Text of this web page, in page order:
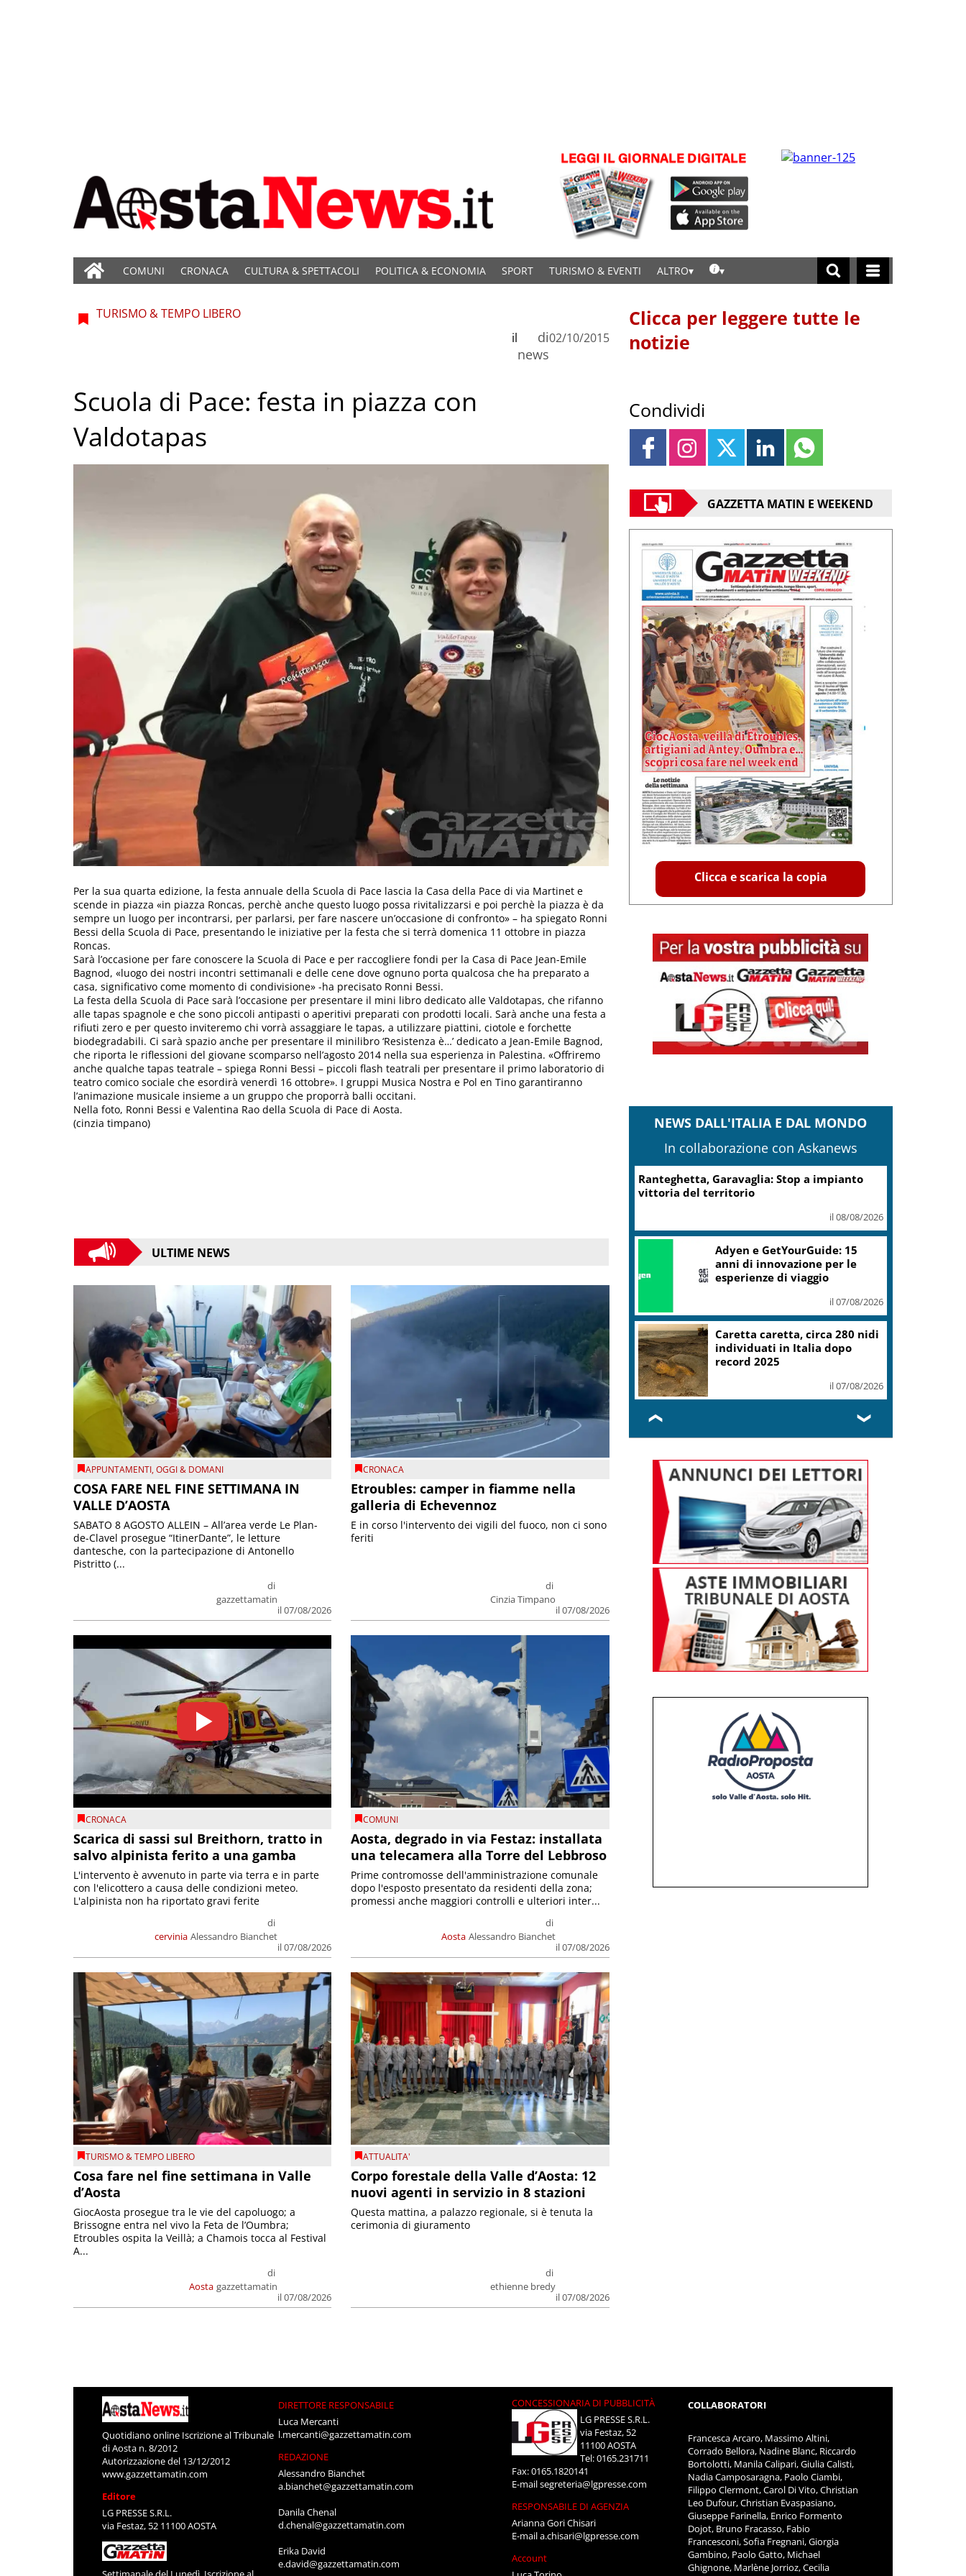
COMUNI CRONACA CULTURA & SPETTACOLI POLITICA & ECONOMIA SPORT TURISMO & EVENTI ALTRO
TURISMO & TEMPO LIBERO
di
news
il 02/10/2015
Scuola di Pace: festa in piazza con
Valdotapas
Per la sua quarta edizione, la festa annuale della Scuola di Pace lascia la Casa della Pace di via Martinet e
scende in piazza «in piazza Roncas, perchè anche questo luogo possa rivitalizzarsi e poi perchè la piazza è da
sempre un luogo per incontrarsi, per parlarsi, per fare nascere un’occasione di confronto» – ha spiegato Ronni
Bessi della Scuola di Pace, presentando le iniziative per la festa che si terrà domenica 11 ottobre in piazza
Roncas.
Sarà l’occasione per fare conoscere la Scuola di Pace e per raccogliere fondi per la Casa di Pace Jean-Emile
Bagnod, «luogo dei nostri incontri settimanali e delle cene dove ognuno porta qualcosa che ha preparato a
casa, significativo come momento di condivisione» -ha precisato Ronni Bessi.
La festa della Scuola di Pace sarà l’occasione per presentare il mini libro dedicato alle Valdotapas, che rifanno
alle tapas spagnole e che sono piccoli antipasti o aperitivi preparati con prodotti locali. Sarà anche una festa a
rifiuti zero e per questo inviteremo chi vorrà assaggiare le tapas, a utilizzare piattini, ciotole e forchette
biodegradabili. Ci sarà spazio anche per presentare il minilibro ‘Resistenza è…’ dedicato a Jean-Emile Bagnod,
che riporta le riflessioni del giovane scomparso nell’agosto 2014 nella sua esperienza in Palestina. «Offriremo
anche qualche tapas teatrale – spiega Ronni Bessi – piccoli flash teatrali per presentare il primo laboratorio di
teatro comico sociale che esordirà venerdì 16 ottobre». I gruppi Musica Nostra e Pol en Tino garantiranno
l’animazione musicale insieme a un gruppo che proporrà balli occitani.
Nella foto, Ronni Bessi e Valentina Rao della Scuola di Pace di Aosta.
(cinzia timpano)
ULTIME NEWS
APPUNTAMENTI,OGGI & DOMANI
COSA FARE NEL FINE SETTIMANA IN
VALLE D’AOSTA
di
gazzettamatin
il 07/08/2026
SABATO 8 AGOSTO ALLEIN – All’area verde Le Plan-
de-Clavel prosegue “ItinerDante”, le letture
dantesche, con la partecipazione di Antonello
Pistritto (...
CRONACA
Etroubles: camper in fiamme nella
galleria di Echevennoz
di
Cinzia Timpano
il 07/08/2026
E in corso l'intervento dei vigili del fuoco, non ci sono
feriti
CRONACA
Scarica di sassi sul Breithorn, tratto in
salvo alpinista ferito a una gamba
cervinia
di
Alessandro Bianchet
il 07/08/2026
L'intervento è avvenuto in parte via terra e in parte
con l'elicottero a causa delle condizioni meteo.
L'alpinista non ha riportato gravi ferite
COMUNI
Aosta, degrado in via Festaz: installata
una telecamera alla Torre del Lebbroso
Aosta
di
Alessandro Bianchet
il 07/08/2026
Prime contromosse dell'amministrazione comunale
dopo l'esposto presentato da residenti della zona;
promessi anche maggiori controlli e ulteriori inter...
TURISMO & TEMPO LIBERO
Cosa fare nel fine settimana in Valle
d’Aosta
Aosta
di
gazzettamatin
il 07/08/2026
GiocAosta prosegue tra le vie del capoluogo; a
Brissogne entra nel vivo la Feta de l’Oumbra;
Etroubles ospita la Veillà; a Chamois tocca al Festival
A...
ATTUALITA'
Corpo forestale della Valle d’Aosta: 12
nuovi agenti in servizio in 8 stazioni
di
ethienne bredy
il 07/08/2026
Questa mattina, a palazzo regionale, si è tenuta la
cerimonia di giuramento
Clicca per leggere tutte le
notizie
Condividi
GAZZETTA MATIN E WEEKEND
Clicca e scarica la copia
NEWS DALL'ITALIA E DAL MONDO
In collaborazione con Askanews
Ranteghetta, Garavaglia: Stop a impianto
vittoria del territorio
il 08/08/2026
Adyen e GetYourGuide: 15
anni di innovazione per le
esperienze di viaggio
il 07/08/2026
Caretta caretta, circa 280 nidi
individuati in Italia dopo
record 2025
il 07/08/2026
❮ ❯
Quotidiano online Iscrizione al Tribunale
di Aosta n. 8/2012
Autorizzazione del 13/12/2012
www.gazzettamatin.com
Editore
LG PRESSE S.R.L.
via Festaz, 52 11100 AOSTA
DIRETTORE RESPONSABILE
Luca Mercanti
l.mercanti@gazzettamatin.com
REDAZIONE
Alessandro Bianchet
a.bianchet@gazzettamatin.com
Danila Chenal
d.chenal@gazzettamatin.com
Erika David
e.david@gazzettamatin.com
CONCESSIONARIA DI PUBBLICITÀ
LG PRESSE S.R.L.
via Festaz, 52
11100 AOSTA
Tel: 0165.231711
Fax: 0165.1820141
E-mailsegreteria@lgpresse.com
RESPONSABILE DI AGENZIA
Arianna Gori Chisari
E-maila.chisari@lgpresse.com
Account
COLLABORATORI
Francesca Arcaro, Massimo Altini,
Corrado Bellora, Nadine Blanc, Riccardo
Bortolotti, Manila Calipari, Giulia Calisti,
Nadia Camposaragna, Paolo Ciambi,
Filippo Clermont, Carol Di Vito, Christian
Leo Dufour, Christian Evaspasiano,
Giuseppe Farinella, Enrico Formento
Dojot, Bruno Fracasso, Fabio
Francesconi, Sofia Fregnani, Giorgia
Gambino, Paolo Gatto, Michael
Ghignone, Marlène Jorrioz, Cecilia